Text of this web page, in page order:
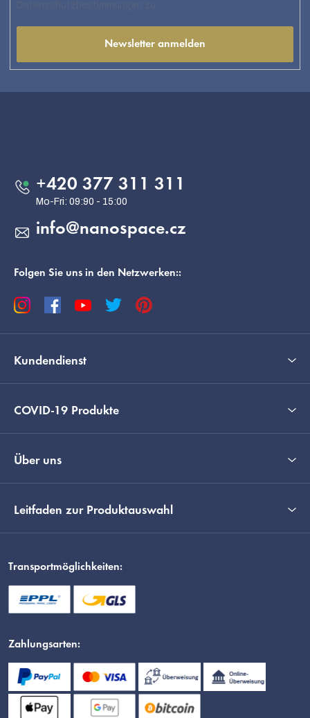
Newsletter anmelden
info@nanospace.cz
+420 377 311 311
Folgen Sie uns in den Netzwerken::
Kundendienst
COVID-19 Produkte
Über uns
Leitfaden zur Produktauswahl
Transportmöglichkeiten:
Zahlungsarten: